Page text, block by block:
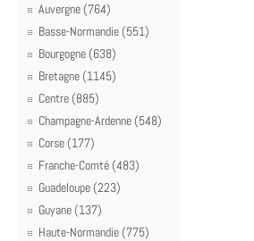
Auvergne (764)
Basse-Normandie (551)
Bourgogne (638)
Bretagne (1145)
Centre (885)
Champagne-Ardenne (548)
Corse (177)
Franche-Comté (483)
Guadeloupe (223)
Guyane (137)
Haute-Normandie (775)